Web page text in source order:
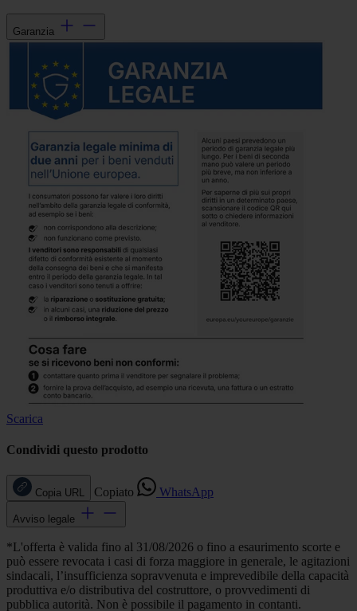
Garanzia
Scarica
Condividi questo prodotto
Copia URL Copiato WhatsApp
Avviso legale
*L'offerta è valida fino al 31/08/2026 o fino a esaurimento scorte e
può essere revocata i casi di forza maggiore in generale, le agitazioni
sindacali, l’insufficienza sopravvenuta e imprevedibile della capacità
produttiva e/o distributiva del costruttore, o provvedimenti di
pubblica autorità. Non è possibile il pagamento in contanti.